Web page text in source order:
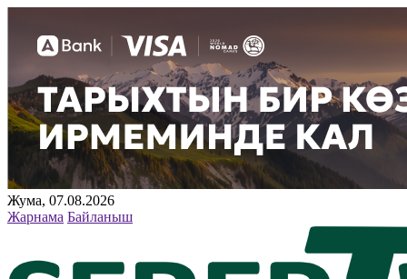
Жума, 07.08.2026
Жарнама Байланыш